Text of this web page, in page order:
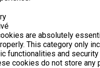
are absolutely
This category only
functionalities and
cookies do not store any